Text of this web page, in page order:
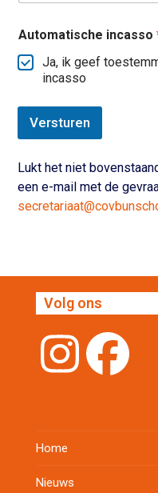
Automatische incasso
Ja, ik geef
incasso
Versturen
Lukt het niet
een e-mail met de
Volg ons
Home
Nieuws